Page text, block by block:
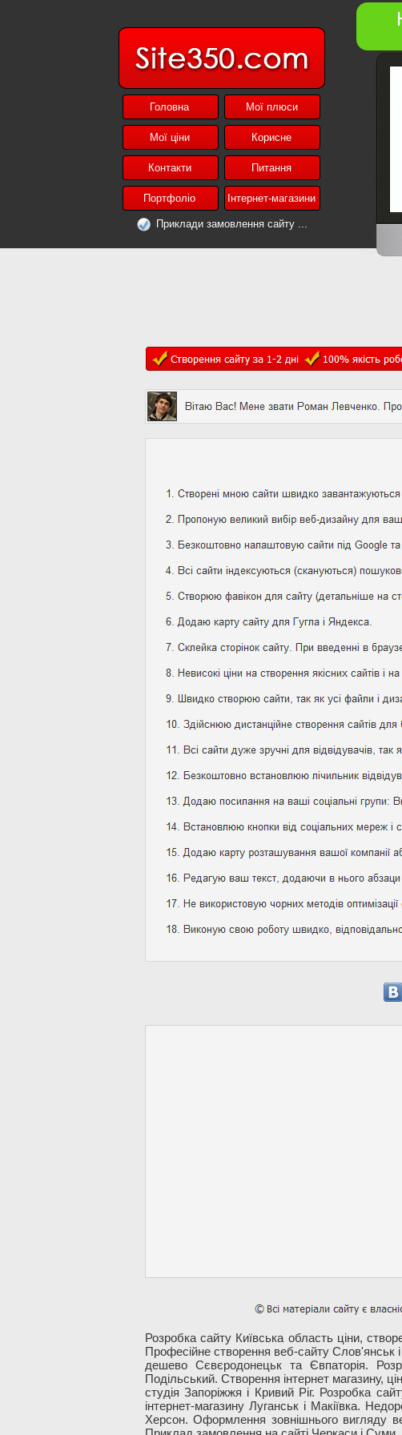
Розробка сайту Київська область ціни,
Професійне створення веб-сайту Слов'янськ
дешево Сєвєродонецьк та Євпаторія.
Подільський. Створення інтернет магазину,
студія Запоріжжя і Кривий Ріг. Розробка
інтернет-магазину Луганськ і Макіївка.
Херсон. Оформлення зовнішнього вигляду
Головна Мої плюси
Мої ціни Корисне
Контакти Питання
Портфоліо
Приклади замовлення сайту ...
Інтернет-магазини